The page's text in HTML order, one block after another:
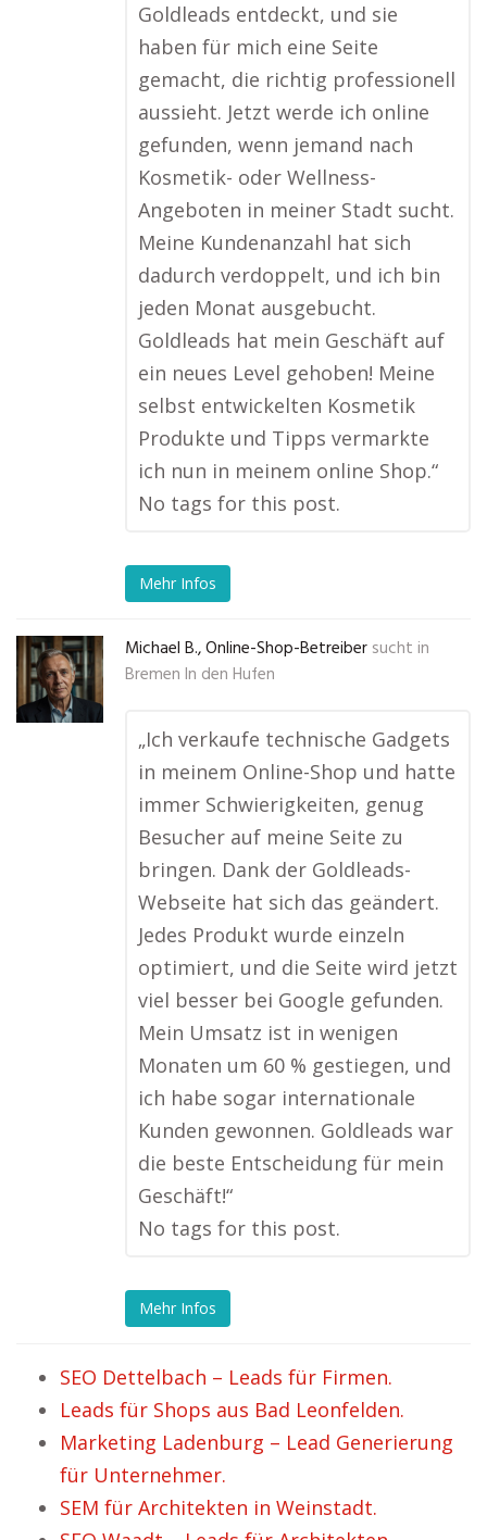
Goldleads entdeckt, und sie
haben für mich eine Seite
gemacht, die richtig professionell
aussieht. Jetzt werde ich online
gefunden, wenn jemand nach
Kosmetik- oder Wellness-
Angeboten in meiner Stadt sucht.
Meine Kundenanzahl hat sich
dadurch verdoppelt, und ich bin
jeden Monat ausgebucht.
Goldleads hat mein Geschäft auf
ein neues Level gehoben! Meine
selbst entwickelten Kosmetik
Produkte und Tipps vermarkte
ich nun in meinem online Shop.“
No tags for this post.
Mehr Infos
Michael B., Online-Shop-Betreiber sucht in
Bremen In den Hufen
„Ich verkaufe technische Gadgets
in meinem Online-Shop und hatte
immer Schwierigkeiten, genug
Besucher auf meine Seite zu
bringen. Dank der Goldleads-
Webseite hat sich das geändert.
Jedes Produkt wurde einzeln
optimiert, und die Seite wird jetzt
viel besser bei Google gefunden.
Mein Umsatz ist in wenigen
Monaten um 60 % gestiegen, und
ich habe sogar internationale
Kunden gewonnen. Goldleads war
die beste Entscheidung für mein
Geschäft!“
No tags for this post.
Mehr Infos
SEO Dettelbach – Leads für Firmen.
Leads für Shops aus Bad Leonfelden.
Marketing Ladenburg – Lead Generierung
für Unternehmer.
SEM für Architekten in Weinstadt.